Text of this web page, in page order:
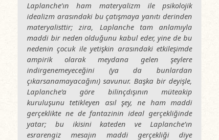
Laplanche’ın ham materyalizm ile psikolojik
idealizm arasındaki bu çatışmaya yanıtı derinden
materyalisttir; zira, Laplanche tam anlamıyla
maddi bir neden olduğunu kabul eder, yine de bu
nedenin çocuk ile yetişkin arasındaki etkileşimde
ampirik olarak meydana gelen şeylere
indirgenemeyeceğini (ya da bunlardan
çıkarsanamayacağını) savunur. Başka bir deyişle,
Laplanche’a göre bilinçdışının müteakip
kuruluşunu tetikleyen asıl şey, ne ham maddi
gerçeklikte ne de fantazinin ideal gerçekliğinde
yatar; bu ikisini kateden ve Laplanche’ın
esrarengiz mesajın maddi gerçekliği diye